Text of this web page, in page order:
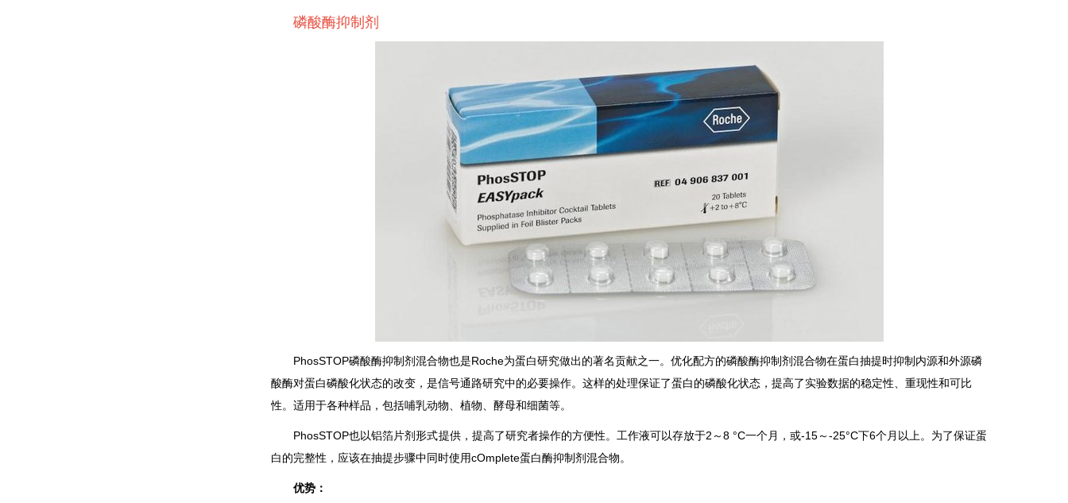
磷酸酶抑制剂
PhosSTOP磷酸酶抑制剂混合物也是Roche为蛋白研究做出的著名贡献之一。优化配方的磷酸酶抑制剂混合物在蛋白抽提时抑制内源和外源磷
酸酶对蛋白磷酸化状态的改变，是信号通路研究中的必要操作。这样的处理保证了蛋白的磷酸化状态，提高了实验数据的稳定性、重现性和可比
性。适用于各种样品，包括哺乳动物、植物、酵母和细菌等。
PhosSTOP也以铝箔片剂形式提供，提高了研究者操作的方便性。工作液可以存放于2～8 °C一个月，或-15～-25°C下6个月以上。为了保证蛋
白的完整性，应该在抽提步骤中同时使用cOmplete蛋白酶抑制剂混合物。
优势：